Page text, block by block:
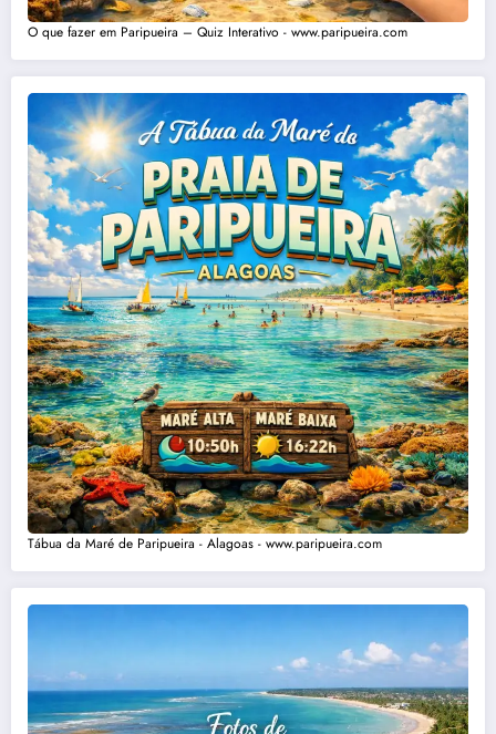
O que fazer em Paripueira – Quiz Interativo - www.paripueira.com
Tábua da Maré de Paripueira - Alagoas - www.paripueira.com